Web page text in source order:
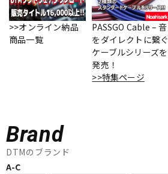
ベース
管楽器
>>オンライン納品
商品一覧
PASSGO Cable – 音
をダイレクトに繋ぐ
ケーブルシリーズを
発売！
>>特集ページ
Brand
DTMのブランド
A-C